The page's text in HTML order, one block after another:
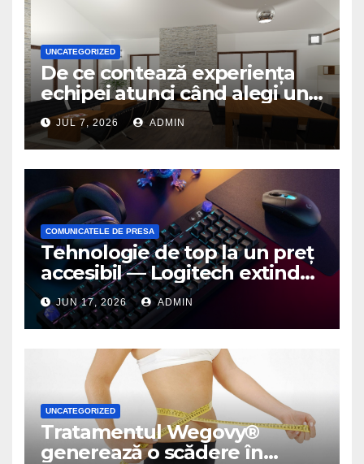
UNCATEGORIZED
De ce contează experiența
echipei atunci când alegi un
birou de arhitectură
JUL 7, 2026 ADMIN
COMUNICATELE DE PRESA
Tehnologie de top la un preț
accesibil — Logitech extinde
seria G3 cu un nou mouse și
o nouă tastatură pentru
gaming pe PC
JUN 17, 2026 ADMIN
UNCATEGORIZED
Tratamentul Wegovy®
generează o scădere în